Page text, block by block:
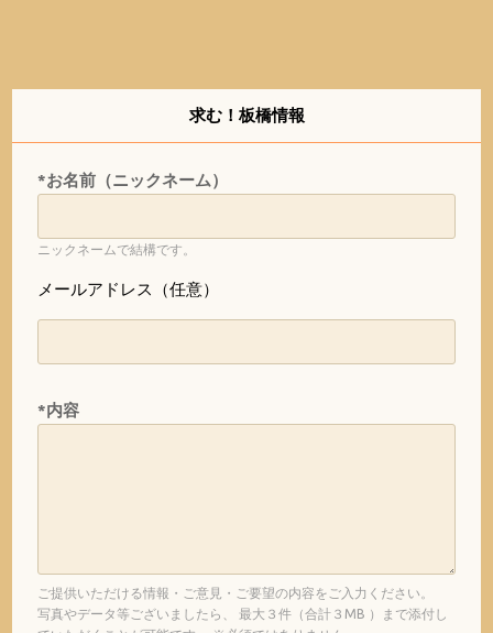
求む！板橋情報
*お名前（ニックネーム）
ニックネームで結構です。
メールアドレス（任意）
*内容
ご提供いただける情報・ご意見・ご要望の内容をご入力ください。
写真やデータ等ございましたら、 最大３件（合計３MB ）まで添付し